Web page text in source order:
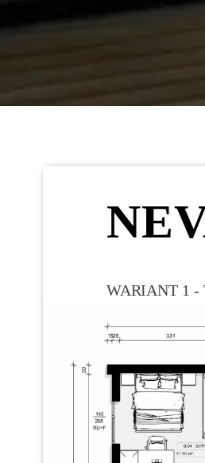
WARIANT 1 -